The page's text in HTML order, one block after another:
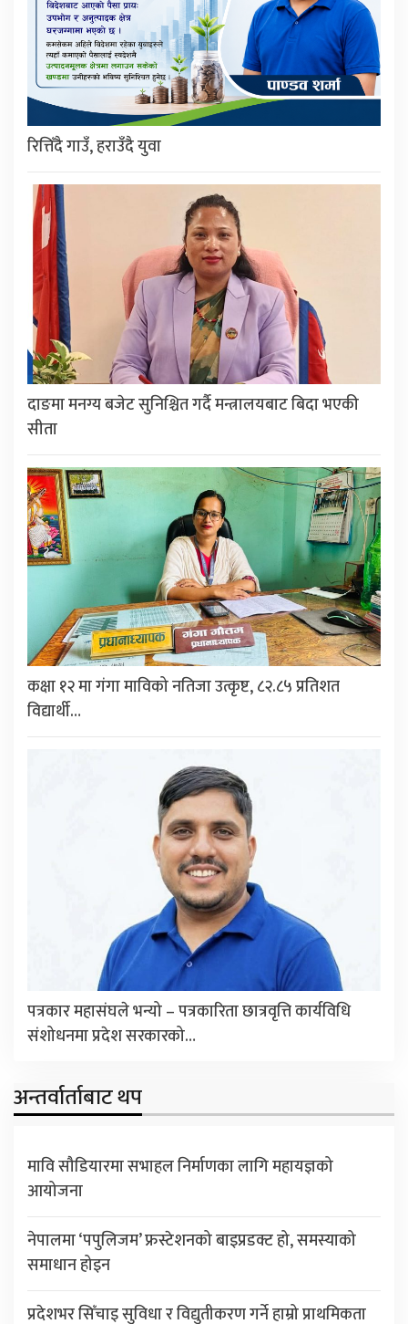
रित्तिँदै गाउँ, हराउँदै युवा
दाङमा मनग्य बजेट सुनिश्चित गर्दै मन्त्रालयबाट बिदा भएकी
सीता
कक्षा १२ मा गंगा माविको नतिजा उत्कृष्ट, ८२.८५ प्रतिशत
विद्यार्थी…
पत्रकार महासंघले भन्यो – पत्रकारिता छात्रवृत्ति कार्यविधि
संशोधनमा प्रदेश सरकारको…
अन्तर्वार्ताबाट थप
मावि सौडियारमा सभाहल निर्माणका लागि महायज्ञको
आयोजना
नेपालमा ‘पपुलिजम’ फ्रस्टेशनको बाइप्रडक्ट हो, समस्याको
समाधान होइन
प्रदेशभर सिँचाइ सुविधा र विद्युतीकरण गर्ने हाम्रो प्राथमिकता